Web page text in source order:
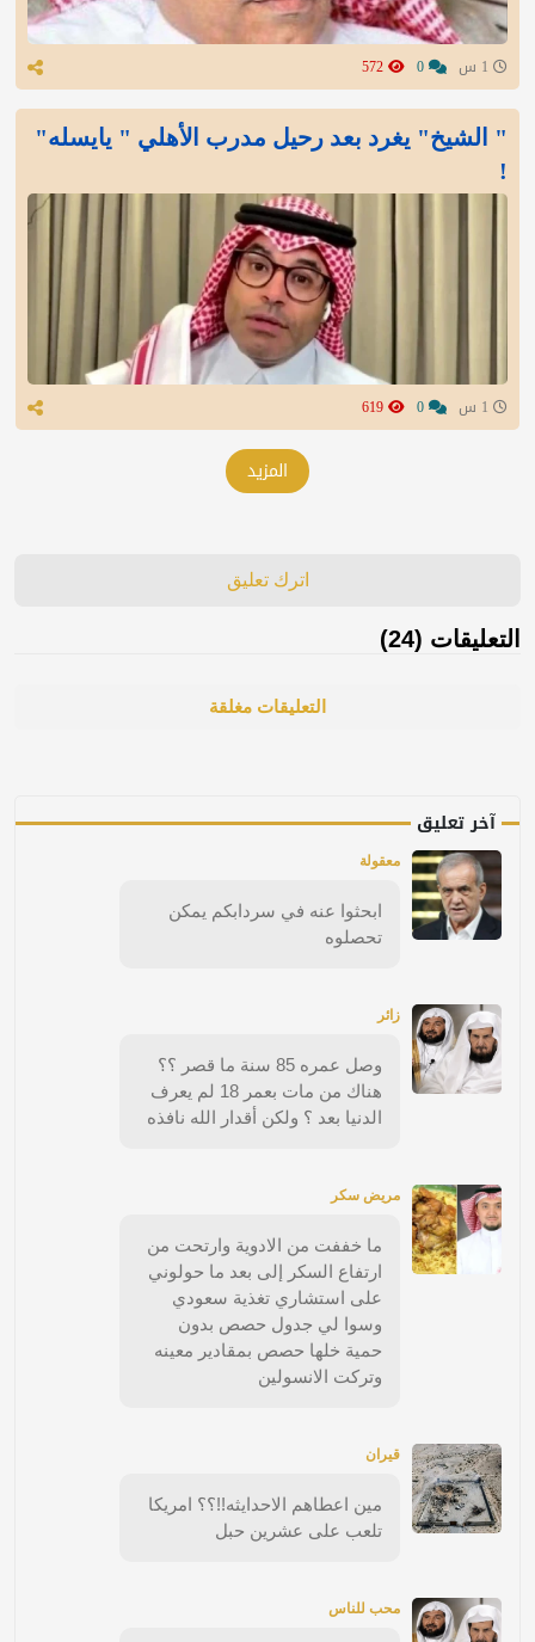
" الشيخ" يغرد بعد رحيل مدرب الأهلي " يايسله"
!
المزيد
اترك تعليق
التعليقات (24)
التعليقات مغلقة
آخر تعليق
معقولة
ابحثوا عنه في سردابكم يمكن
تحصلوه
زائر
وصل عمره 85 سنة ما قصر ؟؟
هناك من مات بعمر 18 لم يعرف
الدنيا بعد ؟ ولكن أقدار الله نافذه
مريض سكر
ما خففت من الادوية وارتحت من
ارتفاع السكر إلى بعد ما حولوني
على استشاري تغذية سعودي
وسوا لي جدول حصص بدون
حمية خلها حصص بمقادير معينه
وتركت الانسولين
قيران
مين اعطاهم الاحدايثه!!؟؟ امريكا
تلعب على عشرين حبل
محب للناس